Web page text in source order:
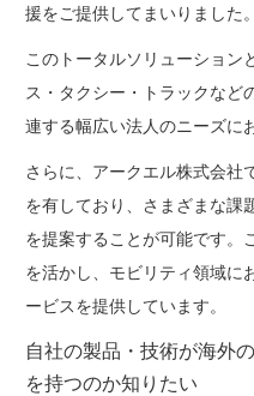
援をご提供してまいりました。
このトータルソリューション
ス・タクシー・トラックなど
連する幅広い法人のニーズに
さらに、アークエル株式会社
を有しており、さまざまな課
を提案することが可能です。
を活かし、モビリティ領域に
ービスを提供しています。
自社の製品・技術が海外
を持つのか知りたい